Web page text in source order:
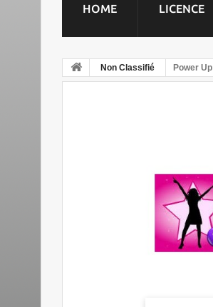
HOME LICENCE
Non Classifié Power Up